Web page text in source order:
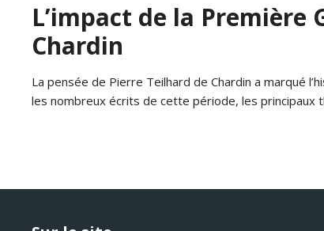
L’impact de la
Chardin
La pensée de Pierre Teilhard de Chardin a marqué
les nombreux écrits de cette période, les principaux